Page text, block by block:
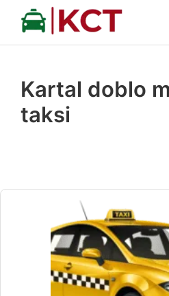
İçeriğe
Kartal doblo
taksi